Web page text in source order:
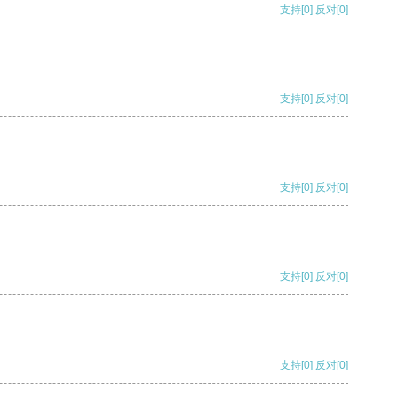
支持[0] 反对[0]
支持[0] 反对[0]
支持[0] 反对[0]
支持[0] 反对[0]
支持[0] 反对[0]